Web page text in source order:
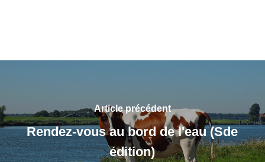
Article précédent
Rendez-vous au bord de l'eau (Sde
édition)